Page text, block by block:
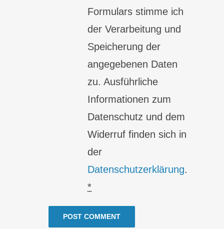
Formulars stimme ich
der Verarbeitung und
Speicherung der
angegebenen Daten
zu. Ausführliche
Informationen zum
Datenschutz und dem
Widerruf finden sich in
der
Datenschutzerklärung.
*